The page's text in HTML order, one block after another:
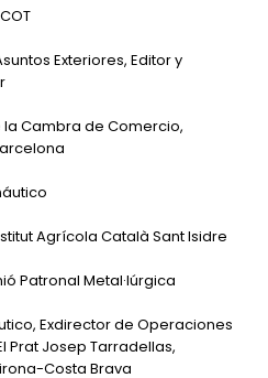
Exteriores, Editor y
la Cambra de Comercio,
Agrícola Català Sant Isidre
Patronal Metal·lúrgica
Exdirector de Operaciones
Prat Josep Tarradellas,
Costa Brava